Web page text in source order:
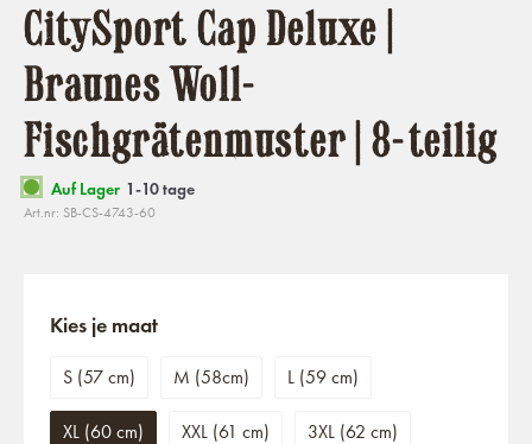
CitySport Cap Deluxe |
Braunes Woll-
Fischgrätenmuster | 8-teilig
Auf Lager 1-10 tage
Art.nr: SB-CS-4743-60
Kies je maat
S (57 cm) M (58cm) L (59 cm)
XL (60 cm) XXL (61 cm) 3XL (62 cm)